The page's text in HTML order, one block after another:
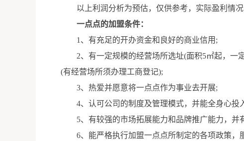
以上利润分析为预估，仅供参考，实际盈利情况
一点点的加盟条件：
1、有充足的开办资金和良好的商业信用;
2、有一定规模的经营场所选址(面积5㎡起，一
(有经营场所须办理工商登记);
3、热爱并愿意将一点点作为事业去开展;
4、认可公司的制度及管理模式，并能全身心投
5、有较强的市场拓展能力和品牌推广能力，并
6、能严格执行加盟一点点所制定的各项政策，